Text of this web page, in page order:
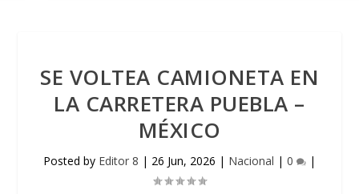
SE VOLTEA CAMIONETA EN
LA CARRETERA PUEBLA –
MÉXICO
Posted by Editor 8 | 26 Jun, 2026 | Nacional | 0 |